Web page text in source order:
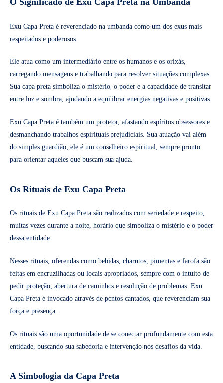
O Significado de Exu Capa Preta na Umbanda
Exu Capa Preta é reverenciado na umbanda como um dos exus mais
respeitados e poderosos.
Ele atua como um intermediário entre os humanos e os orixás,
carregando mensagens e trabalhando para resolver situações complexas.
Sua capa preta simboliza o mistério, o poder e a capacidade de transitar
entre luz e sombra, ajudando a equilibrar energias negativas e positivas.
Exu Capa Preta é também um protetor, afastando espíritos obsessores e
desmanchando trabalhos espirituais prejudiciais. Sua atuação vai além
do simples guardião; ele é um conselheiro espiritual, sempre pronto
para orientar aqueles que buscam sua ajuda.
Os Rituais de Exu Capa Preta
Os rituais de Exu Capa Preta são realizados com seriedade e respeito,
muitas vezes durante a noite, horário que simboliza o mistério e o poder
dessa entidade.
Nesses rituais, oferendas como bebidas, charutos, pimentas e farofa são
feitas em encruzilhadas ou locais apropriados, sempre com o intuito de
pedir proteção, abertura de caminhos e resolução de problemas. Exu
Capa Preta é invocado através de pontos cantados, que reverenciam sua
força e presença.
Os rituais são uma oportunidade de se conectar profundamente com esta
entidade, buscando sua sabedoria e intervenção nos desafios da vida.
A Simbologia da Capa Preta